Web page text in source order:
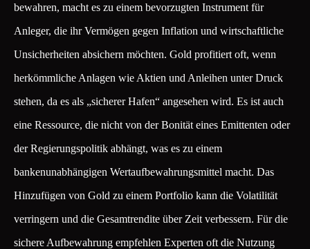
bewahren, macht es zu einem bevorzugten Instrument für
Anleger, die ihr Vermögen gegen Inflation und wirtschaftliche
Unsicherheiten absichern möchten. Gold profitiert oft, wenn
herkömmliche Anlagen wie Aktien und Anleihen unter Druck
stehen, da es als „sicherer Hafen“ angesehen wird. Es ist auch
eine Ressource, die nicht von der Bonität eines Emittenten oder
der Regierungspolitik abhängt, was es zu einem
bankenunabhängigen Wertaufbewahrungsmittel macht. Das
Hinzufügen von Gold zu einem Portfolio kann die Volatilität
verringern und die Gesamtrendite über Zeit verbessern. Für die
sichere Aufbewahrung empfehlen Experten oft die Nutzung